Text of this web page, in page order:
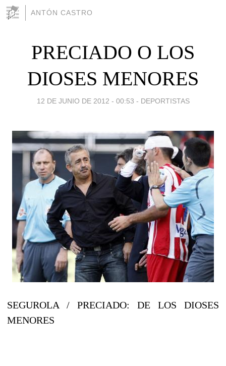
ANTÓN CASTRO
PRECIADO O LOS
DIOSES MENORES
12 DE JUNIO DE 2012 - 00:53 - DEPORTISTAS
SEGUROLA / PRECIADO: DE LOS DIOSES
MENORES